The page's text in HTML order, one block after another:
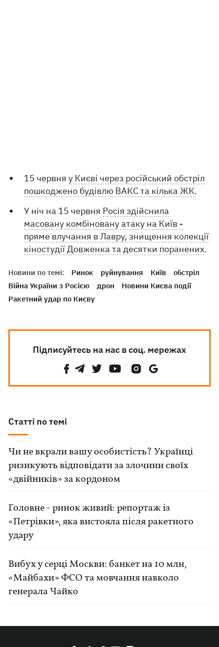
15 червняу Києві через російський обстріл
пошкоджено будівлю ВАКС та кілька ЖК.
У ніч на 15 червня Росія здійснила
масовану комбіновану атаку на Київ -
пряме влучання в Лавру, знищення колекції
кіностудії Довженка та десятки поранених.
Новини по темі: Ринок руйнування Київ
обстріл
Війна України з Росією
дрон
Новини Києва події
Ракетний удар по Києву
Підписуйтесь на нас в соц. мережах
Статті по темі
Чи не вкрали вашу особистість? Українці
ризикують відповідати за злочини своїх
«двійників» за кордоном
Головне - ринок живий: репортаж із
«Петрівки», яка вистояла після ракетного
удару
Вибух у серці Москви: банкет на 10 млн,
«Майбахи» ФСО та мовчання навколо
генерала Чайко